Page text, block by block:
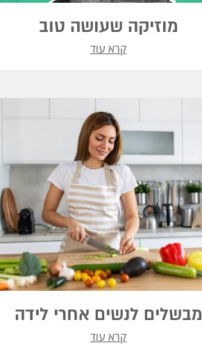
מוזיקה שעושה טוב
קרא עוד
מבשלים לנשים אחרי לידה
קרא עוד